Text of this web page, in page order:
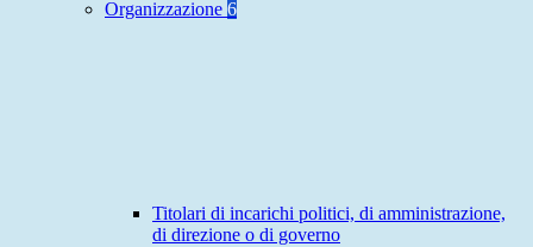
Organizzazione 6
Titolari di incarichi politici, di amministrazione,
di direzione o di governo